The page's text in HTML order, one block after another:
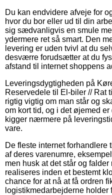
Du kan endvidere afveje for
hvor du bor eller ud til din
sig sædvanligvis en smule
ydermere ret så smart. Den
levering er uden tvivl at du
desværre forudsætter at du
afstand til internet shoppens
Leveringsdygtigheden på
Reservedele til El-biler // Rat
rigtig vigtig om man står og
om kort tid, og i det øjemed
kigger nærmere på
vare.
De fleste internet forhandlere
af deres varenumre,
men husk at det står og
realiseres inden et bestemt
chance for at nå at få ordren
logistikmedarbejderne holder